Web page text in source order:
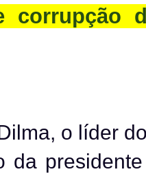
corrupção
o líder
da